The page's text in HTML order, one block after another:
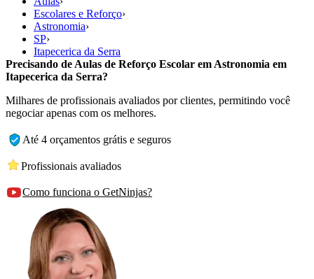
Escolares e Reforço›
Astronomia›
SP›
Itapecerica da Serra
Precisando de Aulas de Reforço Escolar em Astronomia em
Itapecerica da Serra?
Milhares de profissionais avaliados por clientes, permitindo você
negociar apenas com os melhores.
Até 4 orçamentos grátis e seguros
Profissionais avaliados
Como funciona o GetNinjas?